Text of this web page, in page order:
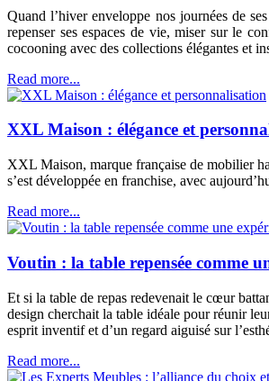
Quand l’hiver enveloppe nos journées de
repenser ses espaces de vie, miser sur le
cocooning avec des collections élégantes et
Read more...
XXL Maison : élégance et
XXL Maison, marque française de mobilier
s’est développée en franchise, avec
Read more...
Voutin : la table repensée comme
Et si la table de repas redevenait le cœur
design cherchait la table idéale pour réunir
esprit inventif et d’un regard aiguisé sur
Read more...